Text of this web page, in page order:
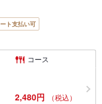
ト支払い可
コース
2,480円 （税込）